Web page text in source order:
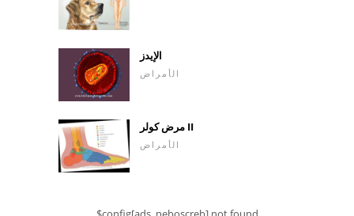
الإيدز
الأمراض
مرض كولر II
الأمراض